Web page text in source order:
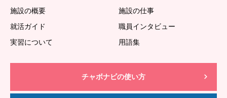
施設の概要
施設の仕事
就活ガイド
職員インタビュー
実習について
用語集
チャボナビの使い方